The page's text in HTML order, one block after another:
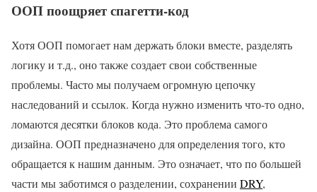
ООП поощряет спагетти-код
Хотя ООП помогает нам держать блоки вместе, разделять
логику и т.д., оно также создает свои собственные
проблемы. Часто мы получаем огромную цепочку
наследований и ссылок. Когда нужно изменить что-то одно,
ломаются десятки блоков кода. Это проблема самого
дизайна. ООП предназначено для определения того, кто
обращается к нашим данным. Это означает, что по большей
части мы заботимся о разделении, сохранении DRY,